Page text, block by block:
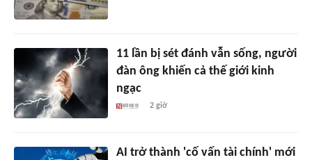
11 lần bị sét đánh vẫn sống, người
đàn ông khiến cả thế giới kinh
ngạc
2 giờ
AI trở thành 'cố vấn tài chính' mới